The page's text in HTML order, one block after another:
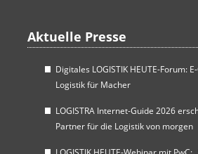
Aktuelle Presse
Digitales LOGISTIK HEUTE-Forum:
Logistik für Macher
LOGISTRA Internet-Guide 2026
Partner für die Logistik von morgen